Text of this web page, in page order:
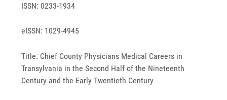
ISSN: 0233-1934
eISSN: 1029-4945
Title: Chief County Physicians Medical Careers in
Transylvania in the Second Half of the Nineteenth
Century and the Early Twentieth Century